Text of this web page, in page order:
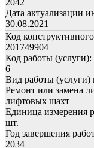
Дата актуализации
30.08.2021
Код
201749904
Код работы (услуги):
6
Вид работы (услуги)
Ремонт или замена
лифтовых шахт
Единица измерения
шт.
Год завершения
2034